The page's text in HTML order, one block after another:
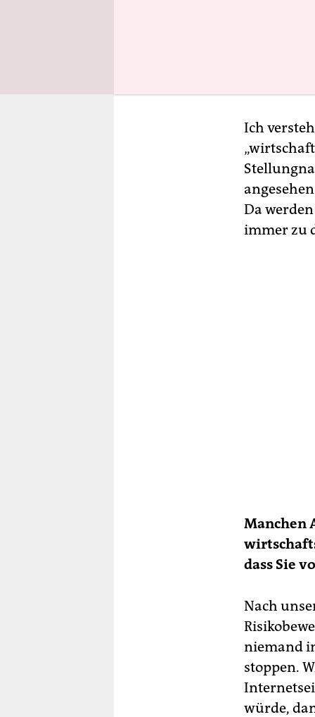
während
Ich
Da
immer zu
Manchen
dass Sie
Nach
niemand
stoppen.
würde,